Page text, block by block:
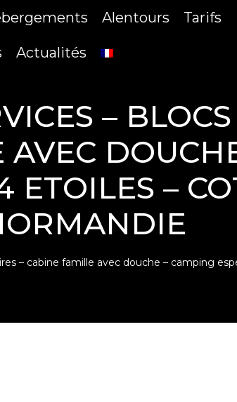
Alentours Tarifs
Actualités
–
ETOILES –
– cabine famille avec douche – camping